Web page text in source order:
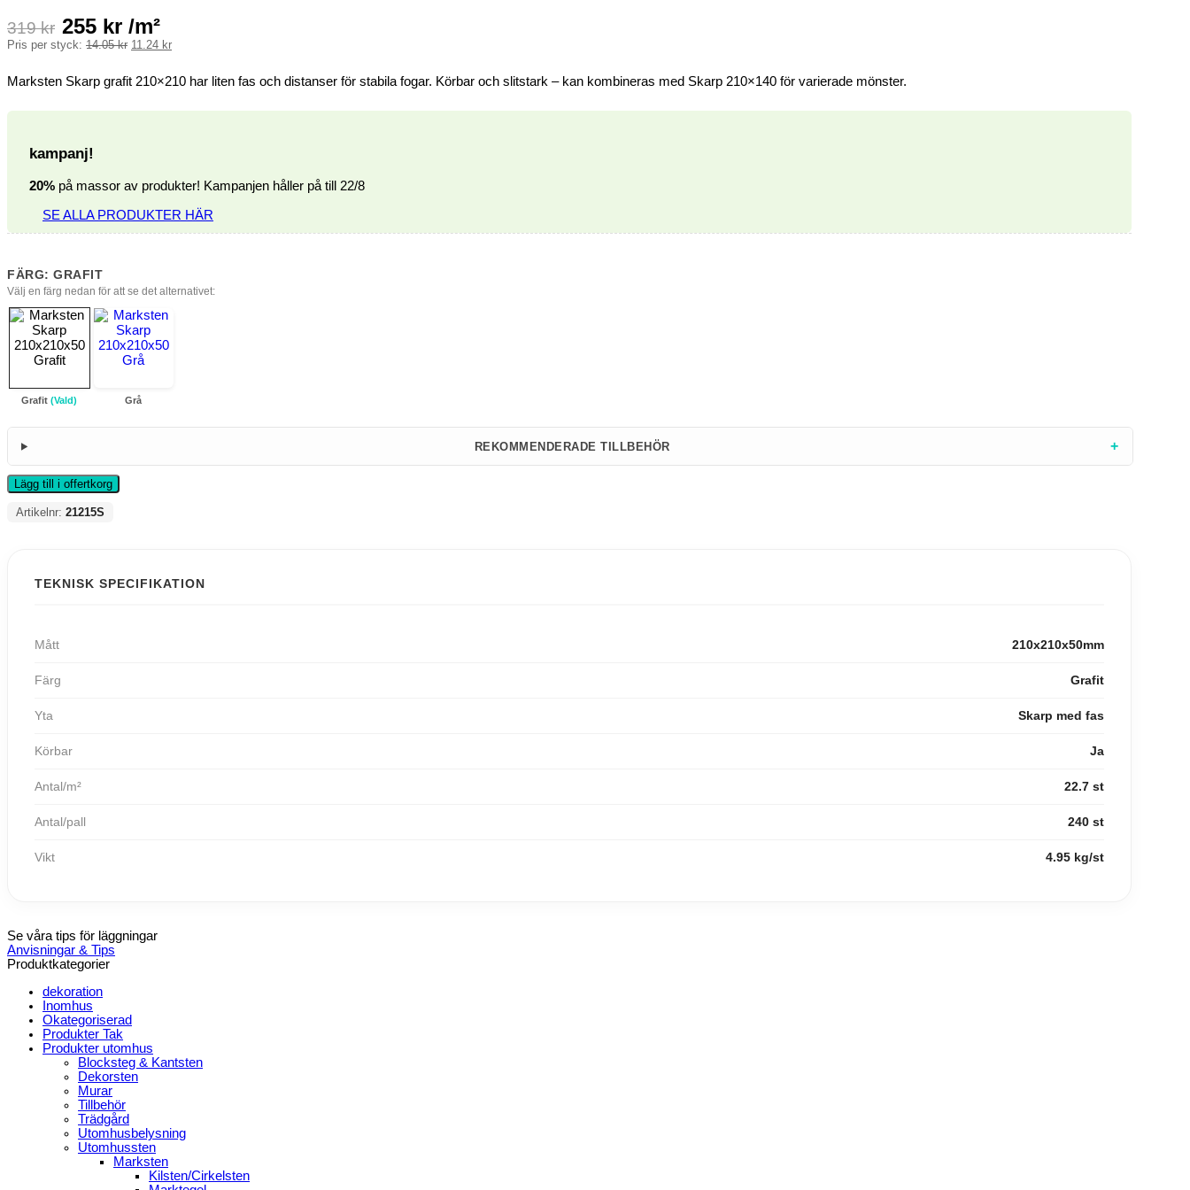
319kr 255 kr /m²
Pris per styck: 14.05kr Det
var:
11.24 krDet
är:
Marksten Skarp grafit 210×210 har liten fas och distanser för stabila fogar. Körbar och slitstark – kan kombineras med Skarp 210×140 för varierade mönster.
kampanj!
20% på massor av produkter! Kampanjen håller på till 22/8
SE ALLA PRODUKTER HÄR
FÄRG: GRAFIT
Välj en färg nedan för att se det alternativet:
Grafit (Vald) Grå
REKOMMENDERADE TILLBEHÖR +
Lägg till i offertkorg
Artikelnr: 21215S
TEKNISK SPECIFIKATION
Mått 210x210x50mm
Färg Grafit
Yta Skarp med fas
Körbar Ja
Antal/m² 22.7 st
Antal/pall 240 st
Vikt 4.95 kg/st
Se våra tips för läggningar
Anvisningar & Tips
Produktkategorier
dekoration
Inomhus
Okategoriserad
Produkter Tak
Produkter utomhus
Blocksteg & Kantsten
Dekorsten
Murar
Tillbehör
Trädgård
Utomhusbelysning
Utomhussten
Marksten
Kilsten/Cirkelsten